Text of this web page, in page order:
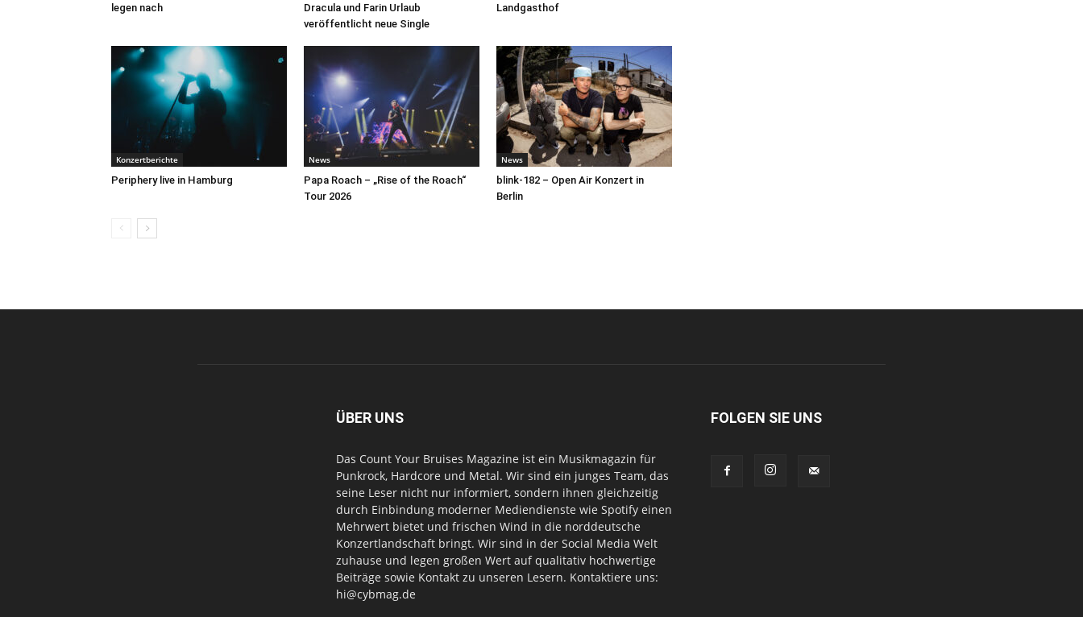
legen nach
Dracula und Farin Urlaub
veröffentlicht neue Single
Landgasthof
Konzertberichte
Periphery live in Hamburg
News
Papa Roach – „Rise of the Roach“
Tour 2026
News
blink-182 – Open Air Konzert in
Berlin
ÜBER UNS
Das Count Your Bruises Magazine ist ein Musikmagazin für
Punkrock, Hardcore und Metal. Wir sind ein junges Team, das
seine Leser nicht nur informiert, sondern ihnen gleichzeitig
durch Einbindung moderner Mediendienste wie Spotify einen
Mehrwert bietet und frischen Wind in die norddeutsche
Konzertlandschaft bringt. Wir sind in der Social Media Welt
zuhause und legen großen Wert auf qualitativ hochwertige
Beiträge sowie Kontakt zu unseren Lesern. Kontaktiere uns:
hi@cybmag.de
FOLGEN SIE UNS